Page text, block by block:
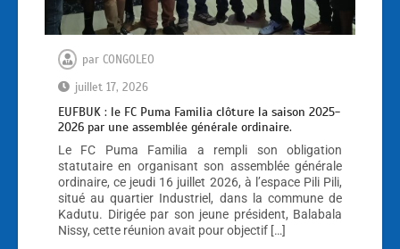
par CONGOLEO
juillet 17, 2026
EUFBUK : le FC Puma Familia clôture la saison 2025-
2026 par une assemblée générale ordinaire.
Le FC Puma Familia a rempli son obligation
statutaire en organisant son assemblée générale
ordinaire, ce jeudi 16 juillet 2026, à l’espace Pili Pili,
situé au quartier Industriel, dans la commune de
Kadutu. Dirigée par son jeune président, Balabala
Nissy, cette réunion avait pour objectif […]